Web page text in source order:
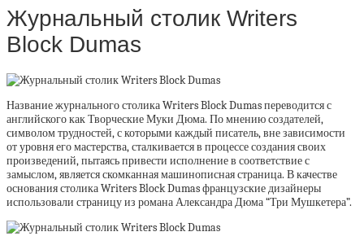
Журнальный столик Writers
Block Dumas
Название журнального столика Writers Block Dumas переводится с
английского как Творческие Муки Дюма. По мнению создателей,
символом трудностей, с которыми каждый писатель, вне зависимости
от уровня его мастерства, сталкивается в процессе создания своих
произведений, пытаясь привести исполнение в соответствие с
замыслом, является скомканная машинописная страница. В качестве
основания столика Writers Block Dumas французские дизайнеры
использовали страницу из романа Александра Дюма “Три Мушкетера”.